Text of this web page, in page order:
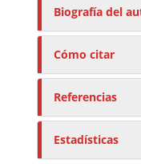
Biografía del
Cómo citar
Referencias
Estadísticas